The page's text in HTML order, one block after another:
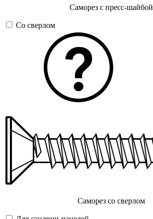
Саморез с пресс-шайбой
Со сверлом
Саморез со сверлом